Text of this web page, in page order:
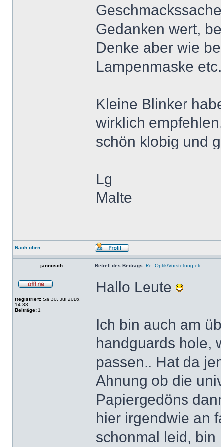
Gedanken wert,
Denke aber wie
Lampenmaske
Kleine Blinker
wirklich
schön klobig und
Lg
Malte
Nach oben
jannosch Betreff des Beitrags: Re: Optik/Vorstellung etc.
Registriert: Sa 30. Jul 2016,
14:33
Beiträge: 1
Hallo Leute
Ich bin auch am
handguards hole,
passen.. Hat da
Ahnung ob die
Papiergedöns
hier irgendwie an
schonmal leid,